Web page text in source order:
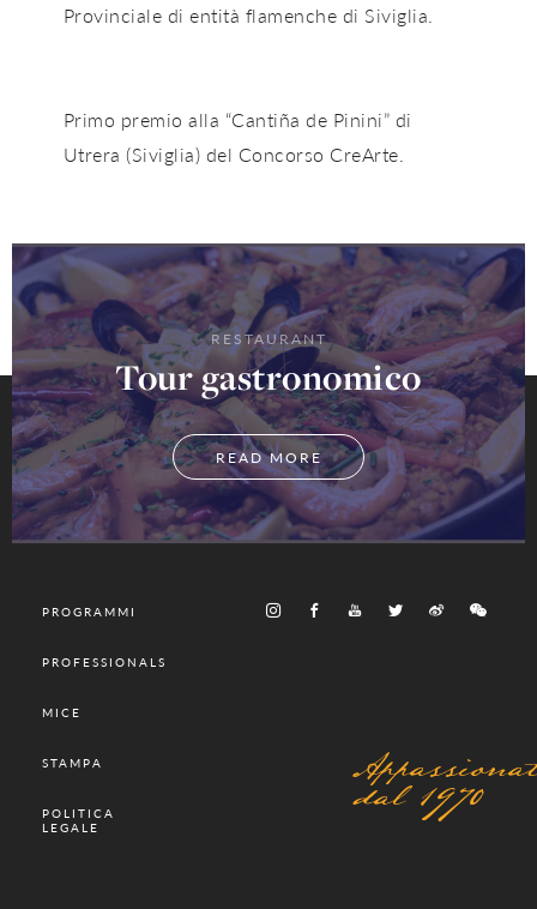
Provinciale di entità flamenche di Siviglia.
Primo premio alla “Cantiña de Pinini” di
Utrera (Siviglia) del Concorso CreArte.
RESTAURANT
Tour gastronomico
READ MORE
PROGRAMMI
PROFESSIONALS
MICE
STAMPA
POLITICA
LEGALE
dal 1970